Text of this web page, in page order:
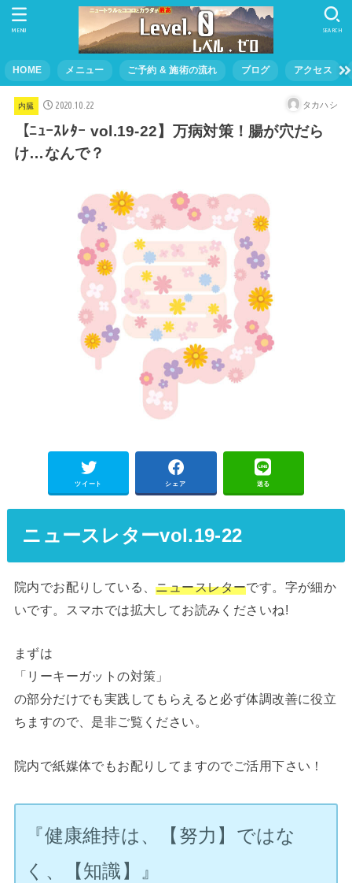
HOME メニュー ご予約 & 施術の流れ ブログ アクセス
SEARCH
MENU
内臓 2020.10.22 タカハシ
【ﾆｭｰｽﾚﾀｰ vol.19-22】万病対策！腸が穴だら
け…なんで？
ツイート シェア 送る
ニュースレターvol.19-22
院内でお配りしている、ニュースレターです。字が細か
いです。スマホでは拡大してお読みくださいね!
まずは
「リーキーガットの対策」
の部分だけでも実践してもらえると必ず体調改善に役立
ちますので、是非ご覧ください。
院内で紙媒体でもお配りしてますのでご活用下さい！
『健康維持は、
【努力】ではな
く、
【知識】』